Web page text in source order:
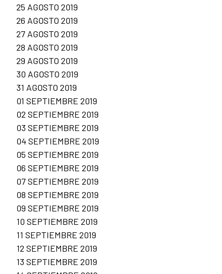
25 AGOSTO 2019
26 AGOSTO 2019
27 AGOSTO 2019
28 AGOSTO 2019
29 AGOSTO 2019
30 AGOSTO 2019
31 AGOSTO 2019
01 SEPTIEMBRE 2019
02 SEPTIEMBRE 2019
03 SEPTIEMBRE 2019
04 SEPTIEMBRE 2019
05 SEPTIEMBRE 2019
06 SEPTIEMBRE 2019
07 SEPTIEMBRE 2019
08 SEPTIEMBRE 2019
09 SEPTIEMBRE 2019
10 SEPTIEMBRE 2019
11 SEPTIEMBRE 2019
12 SEPTIEMBRE 2019
13 SEPTIEMBRE 2019